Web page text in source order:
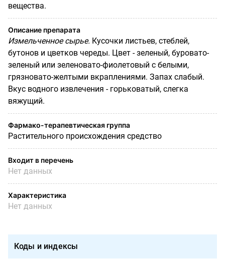
вещества.
Описание препарата
Измельченное сырье. Кусочки листьев, стеблей,
бутонов и цветков череды. Цвет - зеленый, буровато-
зеленый или зеленовато-фиолетовый с белыми,
грязновато-желтыми вкраплениями. Запах слабый.
Вкус водного извлечения - горьковатый, слегка
вяжущий.
Фармако-терапевтическая группа
Растительного происхождения средство
Входит в перечень
Нет данных
Характеристика
Нет данных
Коды и индексы